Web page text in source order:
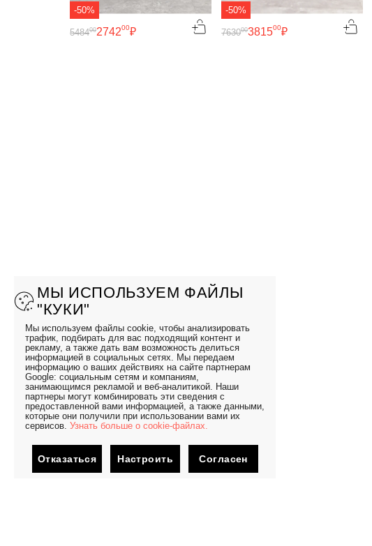
-50%
274200₽
548400
-50%
381500₽
763000
МЫ ИСПОЛЬЗУЕМ ФАЙЛЫ
"КУКИ"
Мы используем файлы cookie, чтобы анализировать
трафик, подбирать для вас подходящий контент и
рекламу, а также дать вам возможность делиться
информацией в социальных сетях. Мы передаем
информацию о ваших действиях на сайте партнерам
Google: социальным сетям и компаниям,
занимающимся рекламой и веб-аналитикой. Наши
партнеры могут комбинировать эти сведения с
предоставленной вами информацией, а также данными,
которые они получили при использовании вами их
сервисов. Узнать больше о cookie-файлах.
Отказаться Настроить Согласен